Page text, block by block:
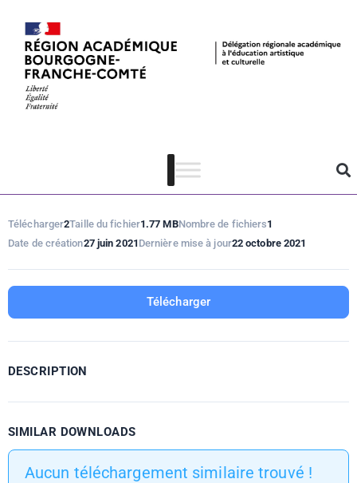
Sortir chez soi !
Télécharger2Taille du fichier1.77 MBNombre de fichiers1
Date de création27 juin 2021 Dernière mise à jour22 octobre 2021
Télécharger
DESCRIPTION
SIMILAR DOWNLOADS
Aucun téléchargement similaire trouvé !